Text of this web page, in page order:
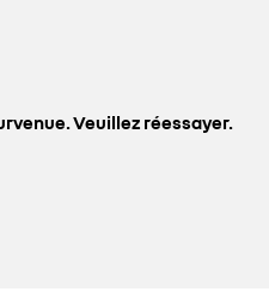
Veuillez réessayer.